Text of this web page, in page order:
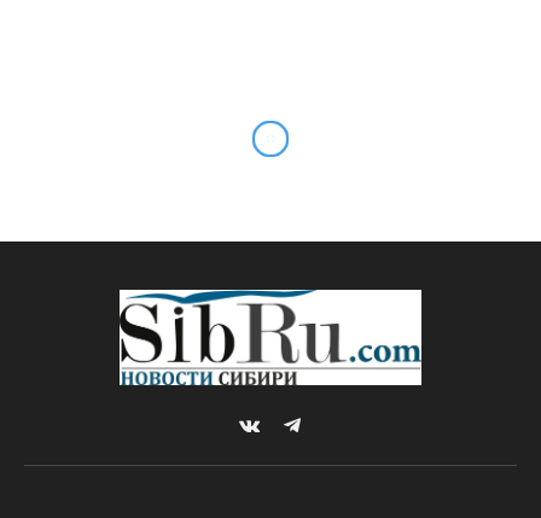
ввели новые
коронавирусные
ограничения с 1 июля
24.06.2021 НОВОСТИ
Комментариев нет